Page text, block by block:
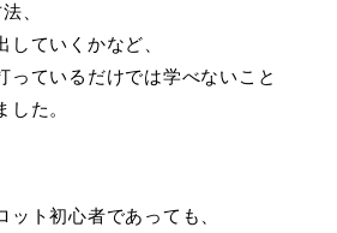
、
していくかなど、
っているだけでは学べないこと
した。
ット初心者であっても、